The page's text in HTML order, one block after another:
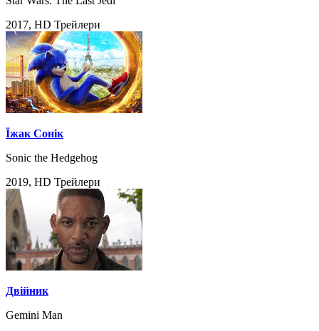
2017, HD Трейлери
Їжак Сонік
Sonic the Hedgehog
2019, HD Трейлери
Двійник
Gemini Man